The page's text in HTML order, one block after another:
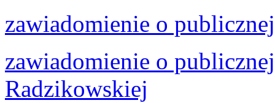
zawiadomienie o
zawiadomienie o
Radzikowskiej